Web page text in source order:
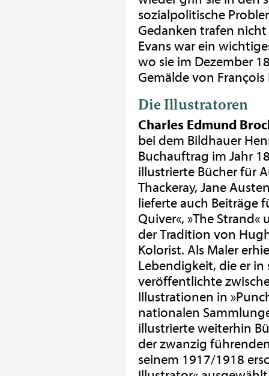
sozialpolitische
Gedanken trafen
Evans war ein
wo sie im Dezember
Gemälde von
Die Illustratoren
Charles Edmund
bei dem Bildhauer
Buchauftrag im Jahr
illustrierte Bücher für
Thackeray, Jane
lieferte auch Beiträge
Quiver«, »The Strand«
der Tradition von
Kolorist. Als Maler
Lebendigkeit, die er in
veröffentlichte
Illustrationen in
nationalen
illustrierte weiterhin
der zwanzig
seinem 1917/1918